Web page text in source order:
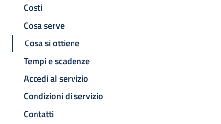
Costi
Cosa serve
Cosa si ottiene
Tempi e scadenze
Accedi al servizio
Condizioni di servizio
Contatti